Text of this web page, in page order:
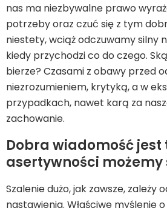
nas ma niezbywalne prawo
potrzeby oraz czuć się z tym
niestety, wciąż odczuwamy silny
kiedy przychodzi co do czego.
bierze? Czasami z obawy przed
niezrozumieniem, krytyką, a w
przypadkach, nawet karą za
zachowanie.
Dobra wiadomość jest
asertywności możemy
Szalenie dużo, jak zawsze, zależy
nastawienia. Właściwe myślenie